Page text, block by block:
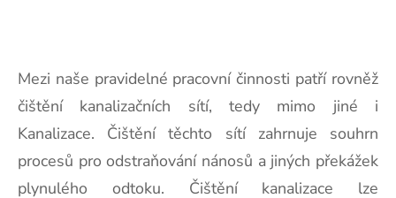
Mezi naše pravidelné pracovní činnosti patří rovněž
čištění kanalizačních sítí, tedy mimo jiné i
Kanalizace. Čištění těchto sítí zahrnuje souhrn
procesů pro odstraňování nánosů a jiných překážek
plynulého odtoku. Čištění kanalizace lze